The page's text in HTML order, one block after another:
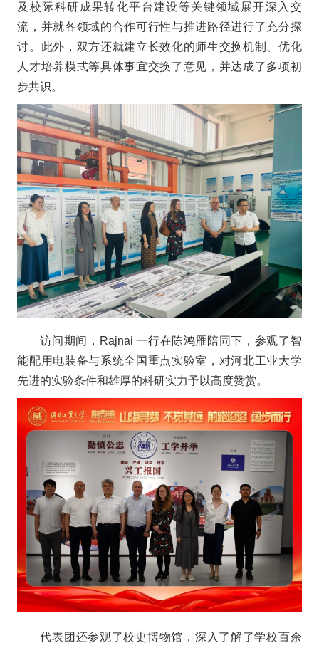
及校际科研成果转化平台建设等关键领域展开深入交
流，并就各领域的合作可行性与推进路径进行了充分探
讨。此外，双方还就建立长效化的师生交换机制、优化
人才培养模式等具体事宜交换了意见，并达成了多项初
步共识。
访问期间，Rajnai 一行在陈鸿雁陪同下，参观了智
能配用电装备与系统全国重点实验室，对河北工业大学
先进的实验条件和雄厚的科研实力予以高度赞赏。
代表团还参观了校史博物馆，深入了解了学校百余